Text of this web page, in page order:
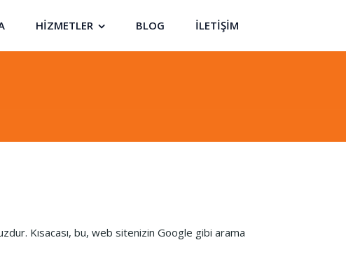
HİZMETLER BLOG İLETİŞİM
Kısacası, bu, web sitenizin Google gibi arama